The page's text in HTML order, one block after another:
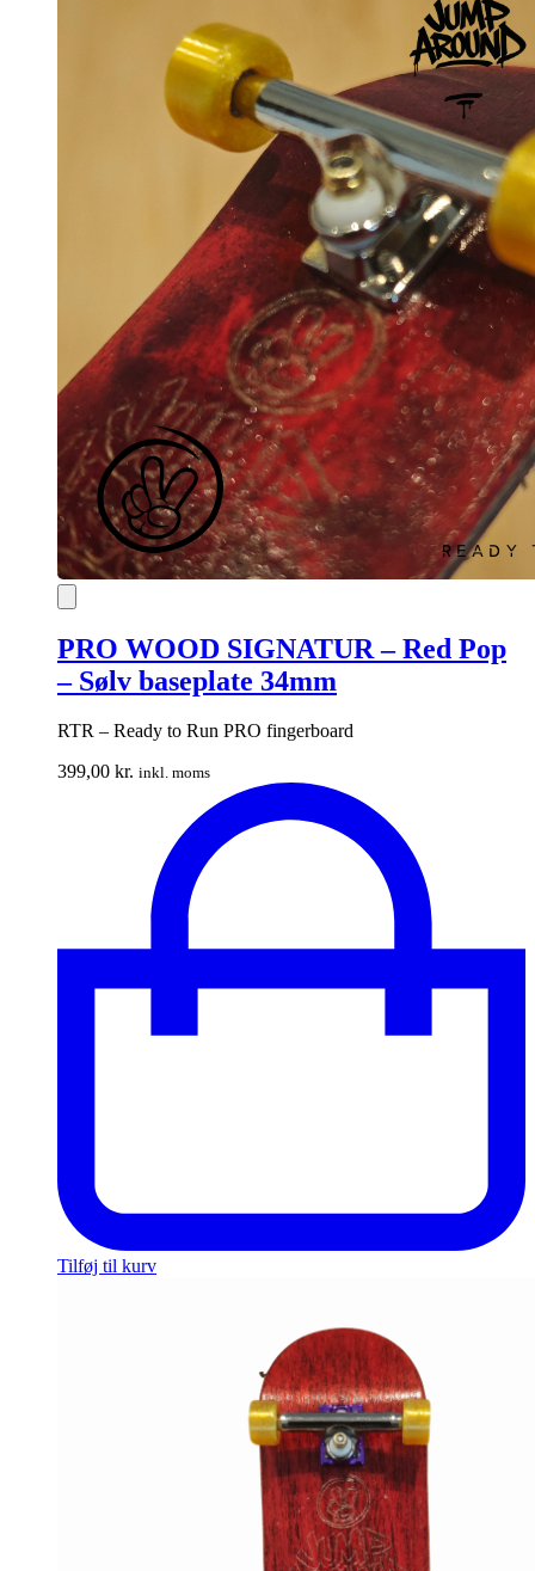
PRO WOOD SIGNATUR – Red Pop
– Sølv baseplate 34mm
RTR – Ready to Run PRO fingerboard
399,00 kr. inkl. moms
Tilføj til kurv